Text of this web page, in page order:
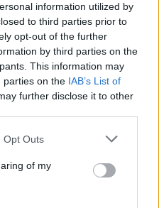
information utilized by
to third parties prior to
opt-out of the further
by third parties on the
This information may
parties on the IAB’s List of
further disclose it to other
Opt Outs
of my